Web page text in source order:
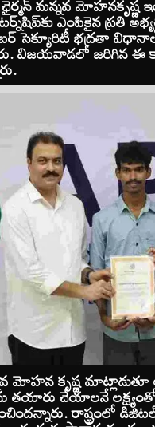
ఎంపికైన ప్రతి
సెక్యూరిటీ భద్రతా
విజయవాడలో జరిగిన ఈ
మోహన కృష్ణ మాట్లాడుతూ
తయారు చేయాలనే
రాష్ట్రంలో